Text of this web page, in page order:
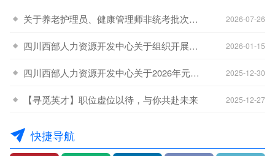
关于养老护理员、健康管理师非统考批次考生最后一次补考工作的通知 2026-07-26
四川西部人力资源开发中心关于组织开展2026年全省职业技能等级认定工作的通知 2026-01-15
四川西部人力资源开发中心关于2026年元旦节放假安排的通知 2025-12-30
【寻觅英才】职位虚位以待，与你共赴未来 2025-12-27
快捷导航